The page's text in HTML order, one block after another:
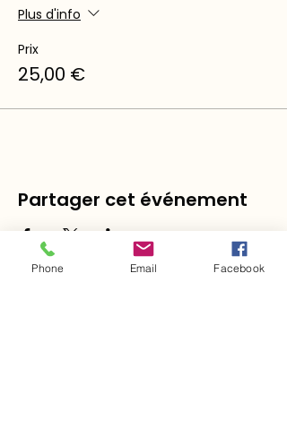
Plus d'info
Prix
25,00 €
Partager cet événement
Phone Email Facebook